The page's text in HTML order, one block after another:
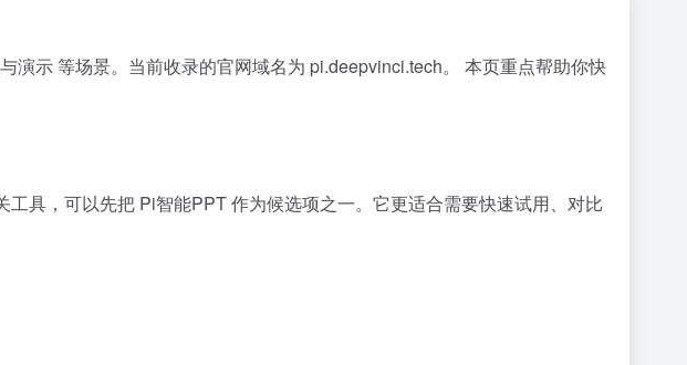
示 等场景。当前收录的官网域名为 pi.deepvinci.tech。 本页重点帮助你快
具，可以先把 Pi智能PPT 作为候选项之一。它更适合需要快速试用、对比